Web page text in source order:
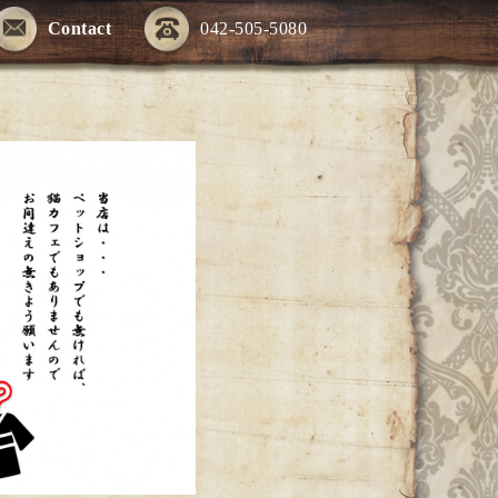
042-505-5080
Contact